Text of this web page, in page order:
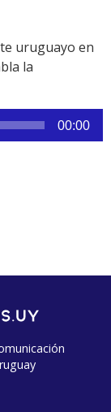
uruguayo en
la
00:00